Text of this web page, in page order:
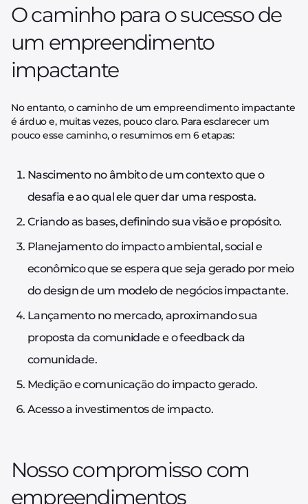
O caminho para o sucesso de
um empreendimento
impactante
No entanto, o caminho de um empreendimento impactante
é árduo e, muitas vezes, pouco claro. Para esclarecer um
pouco esse caminho, o resumimos em 6 etapas:
Nascimento no âmbito de um contexto que o
desafia e ao qual ele quer dar uma resposta.
Criando as bases, definindo sua visão e propósito.
Planejamento do impacto ambiental, social e
econômico que se espera que seja gerado por meio
do design de um modelo de negócios impactante.
Lançamento no mercado, aproximando sua
proposta da comunidade e o feedback da
comunidade.
Medição e comunicação do impacto gerado.
Acesso a investimentos de impacto.
Nosso compromisso com
empreendimentos